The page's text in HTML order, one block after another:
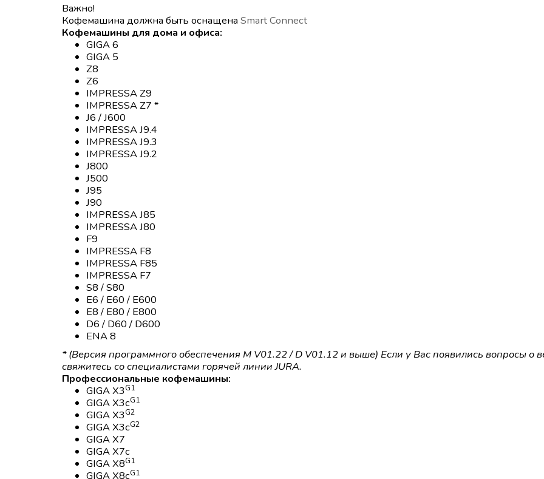
Важно!
Кофемашина должна быть оснащена Smart Connect
Кофемашины для дома и офиса:
GIGA 6
GIGA 5
Z8
Z6
IMPRESSA Z9
IMPRESSA Z7 *
J6 / J600
IMPRESSA J9.4
IMPRESSA J9.3
IMPRESSA J9.2
J800
J500
J95
J90
IMPRESSA J85
IMPRESSA J80
F9
IMPRESSA F8
IMPRESSA F85
IMPRESSA F7
S8 / S80
E6 / E60 / E600
E8 / E80 / E800
D6 / D60 / D600
ENA 8
* (Версия программного обеспечения M V01.22 / D V01.12 и выше) Если у Вас появились вопросы о
свяжитесь со специалистами горячей линии JURA.
Профессиональные кофемашины:
GIGA X3G1
GIGA X3cG1
GIGA X3G2
GIGA X3cG2
GIGA X7
GIGA X7c
GIGA X8G1
GIGA X8cG1